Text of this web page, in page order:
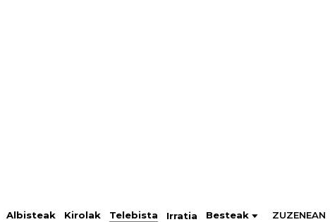
Albisteak Kirolak Telebista Irratia Besteak ZUZENEAN